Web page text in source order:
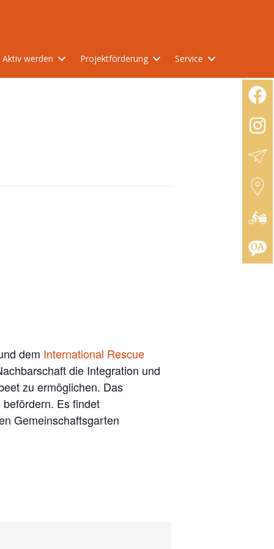
Aktiv werden Projektförderung Service
dem International Rescue
die Integration und
zu ermöglichen. Das
Es findet
Gemeinschaftsgarten